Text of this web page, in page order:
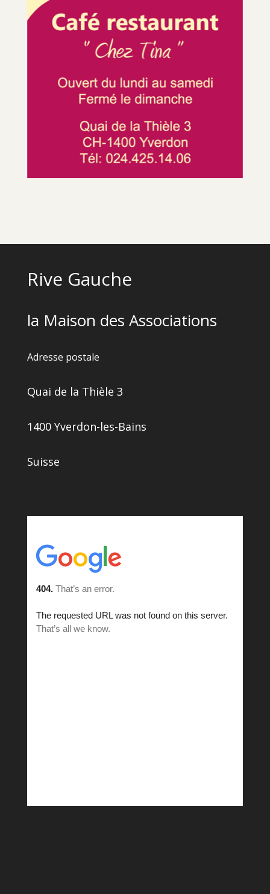
Rive Gauche
la Maison des Associations
Adresse postale
Quai de la Thièle 3
1400 Yverdon-les-Bains
Suisse